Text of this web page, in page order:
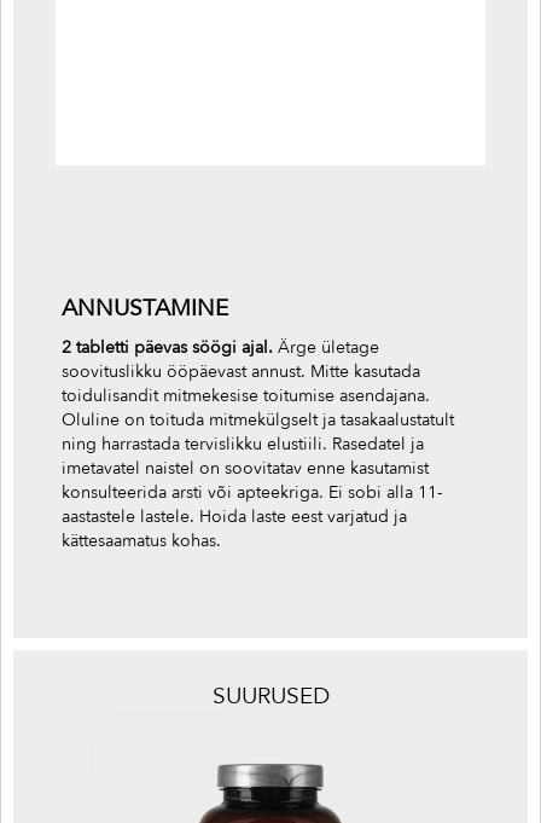
ANNUSTAMINE
2 tabletti päevas söögi ajal. Ärge ületage
soovituslikku ööpäevast annust. Mitte kasutada
toidulisandit mitmekesise toitumise asendajana.
Oluline on toituda mitmekülgselt ja tasakaalustatult
ning harrastada tervislikku elustiili. Rasedatel ja
imetavatel naistel on soovitatav enne kasutamist
konsulteerida arsti või apteekriga. Ei sobi alla 11-
aastastele lastele. Hoida laste eest varjatud ja
kättesaamatus kohas.
SUURUSED